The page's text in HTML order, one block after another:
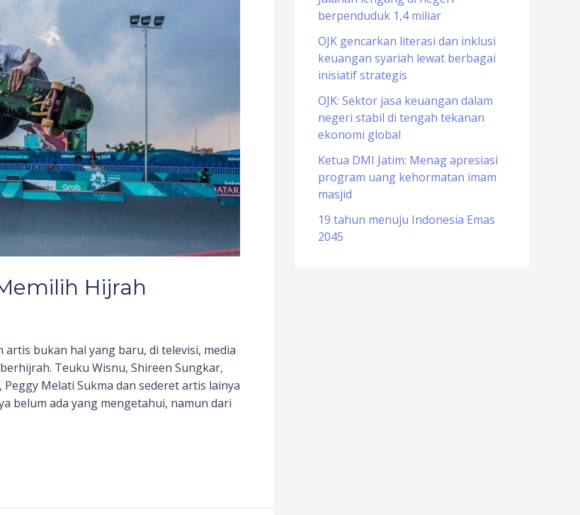
Hijrah
artis bukan hal yang baru, di televisi, media
Teuku Wisnu, Shireen Sungkar,
Melati Sukma dan sederet artis lainya
belum ada yang mengetahui, namun dari
o
r
:
berpenduduk 1,4 miliar
OJK gencarkan literasi dan inklusi
keuangan syariah lewat berbagai
inisiatif strategis
OJK: Sektor jasa keuangan dalam
negeri stabil di tengah tekanan
ekonomi global
Ketua DMI Jatim: Menag apresiasi
program uang kehormatan imam
masjid
19 tahun menuju Indonesia Emas
2045